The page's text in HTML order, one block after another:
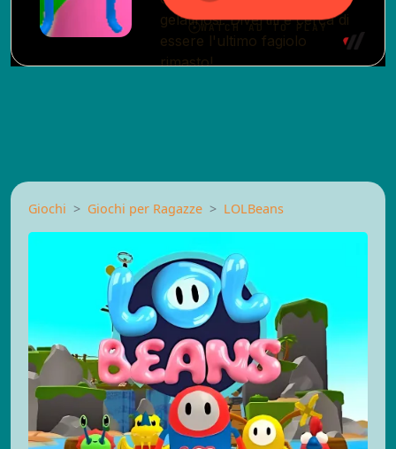
Giochi Giochi per Ragazze LOLBeans